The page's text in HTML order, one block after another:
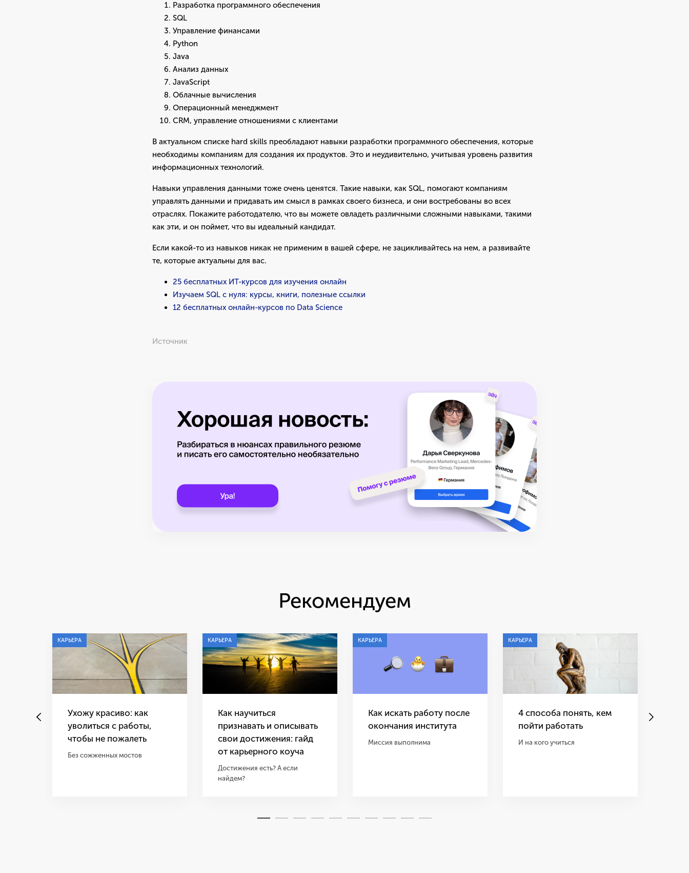
Разработка программного обеспечения
SQL
Управление финансами
Python
Java
Анализ данных
JavaScript
Облачные вычисления
Операционный менеджмент
CRM, управление отношениями с клиентами
В актуальном списке hard skills преобладают навыки разработки программного обеспечения, которые
необходимы компаниям для создания их продуктов. Это и неудивительно, учитывая уровень развития
информационных технологий.
Навыки управления данными тоже очень ценятся. Такие навыки, как SQL, помогают компаниям
управлять данными и придавать им смысл в рамках своего бизнеса, и они востребованы во всех
отраслях. Покажите работодателю, что вы можете овладеть различными сложными навыками, такими
как эти, и он поймет, что вы идеальный кандидат.
Если какой-то из навыков никак не применим в вашей сфере, не зацикливайтесь на нем, а развивайте
те, которые актуальны для вас.
25 бесплатных ИТ-курсов для изучения онлайн
Изучаем SQL с нуля: курсы, книги, полезные ссылки
12 бесплатных онлайн-курсов по Data Science
Источник
Рекомендуем
КАРЬЕРА
Ухожу красиво: как
уволиться с работы,
чтобы не пожалеть
Без сожженных мостов
КАРЬЕРА
Как научиться
признавать и описывать
свои достижения: гайд
от карьерного коуча
Достижения есть? А если
найдем?
КАРЬЕРА
Как искать работу после
окончания института
Миссия выполнима
КАРЬЕРА
4 способа понять, кем
пойти работать
И на кого учиться